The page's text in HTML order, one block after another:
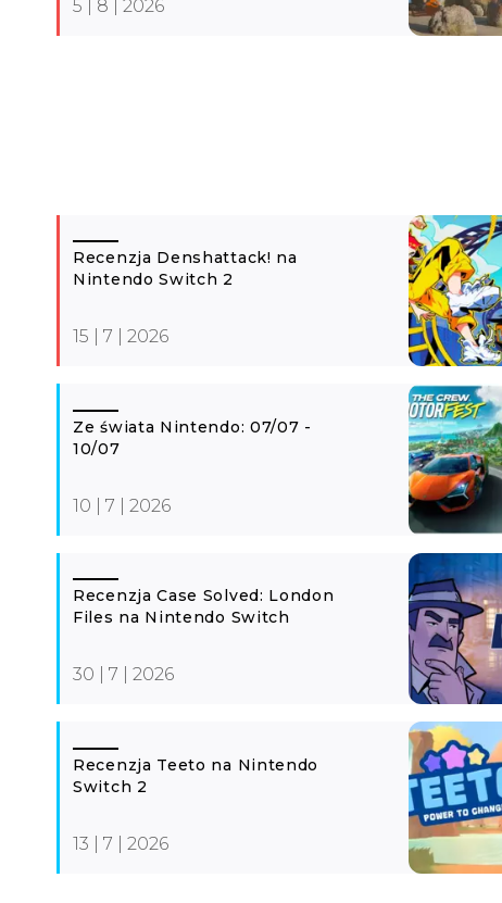
5 | 8 | 2026
Recenzja Denshattack! na
Nintendo Switch 2
15 | 7 | 2026
Ze świata Nintendo: 07/07 -
10/07
10 | 7 | 2026
Recenzja Case Solved: London
Files na Nintendo Switch
30 | 7 | 2026
Recenzja Teeto na Nintendo
Switch 2
13 | 7 | 2026